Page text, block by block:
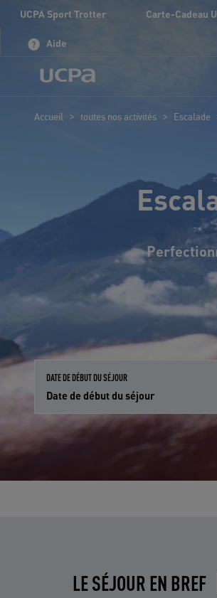
UCPA Sport Trotter Carte-Cadeau
Aide
Accueil > toutes nos activités > Escalade
DATE DE DÉBUT DU SÉJOUR
Date de début du séjour
LE SÉJOUR EN BREF